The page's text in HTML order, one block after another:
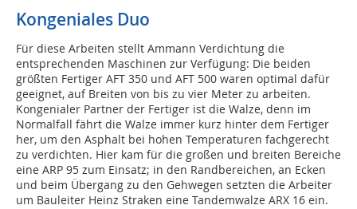
Kongeniales Duo
Für diese Arbeiten stellt Ammann Verdichtung die
entsprechenden Maschinen zur Verfügung: Die beiden
größten Fertiger AFT 350 und AFT 500 waren optimal dafür
geeignet, auf Breiten von bis zu vier Meter zu arbeiten.
Kongenialer Partner der Fertiger ist die Walze, denn im
Normalfall fährt die Walze immer kurz hinter dem Fertiger
her, um den Asphalt bei hohen Temperaturen fachgerecht
zu verdichten. Hier kam für die großen und breiten Bereiche
eine ARP 95 zum Einsatz; in den Randbereichen, an Ecken
und beim Übergang zu den Gehwegen setzten die Arbeiter
um Bauleiter Heinz Straken eine Tandemwalze ARX 16 ein.